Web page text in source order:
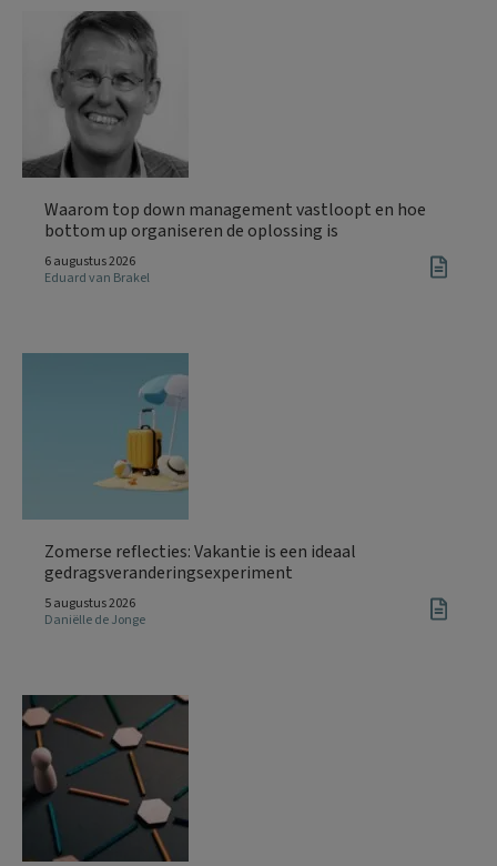
Waarom top down management vastloopt en hoe
bottom up organiseren de oplossing is
6 augustus 2026
Eduard van Brakel
Zomerse reflecties: Vakantie is een ideaal
gedragsveranderingsexperiment
5 augustus 2026
Daniëlle de Jonge